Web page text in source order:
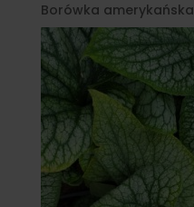
Borówka amerykańska